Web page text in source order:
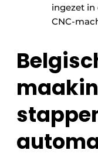
ingezet
CNC-